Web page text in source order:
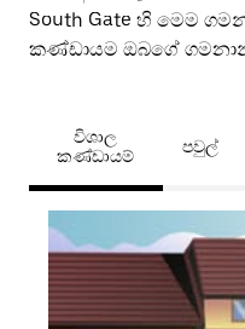
South Gate හි මෙම
කණ්ඩායම ඔබගේ
විශාල
කණ්ඩායම්
පවුල්